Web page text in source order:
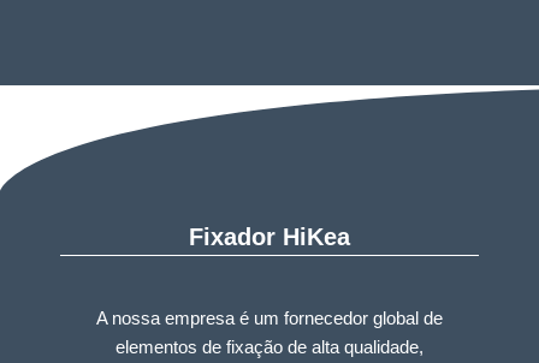
Fixador HiKea
A nossa empresa é um fornecedor global de
elementos de fixação de alta qualidade,